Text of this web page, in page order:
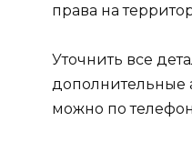
права на
Уточнить все
дополнительные
можно по